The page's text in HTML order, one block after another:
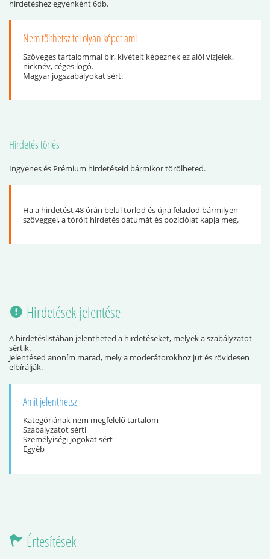
hirdetéshez egyenként 6db.
Nem tölthetsz fel olyan képet ami
Szöveges tartalommal bír, kivételt képeznek ez alól vízjelek,
nicknév, céges logó.
Magyar jogszabályokat sért.
Hirdetés törlés
Ingyenes és Prémium hirdetéseid bármikor törölheted.
Ha a hirdetést 48 órán belül törlöd és újra feladod bármilyen
szöveggel, a törölt hirdetés dátumát és pozícióját kapja meg.
Hirdetések jelentése
A hirdetéslistában jelentheted a hirdetéseket, melyek a szabályzatot
sértik.
Jelentésed anoním marad, mely a moderátorokhoz jut és rövidesen
elbírálják.
Amit jelenthetsz
Kategóriának nem megfelelő tartalom
Szabályzatot sérti
Személyiségi jogokat sért
Egyéb
Értesítések